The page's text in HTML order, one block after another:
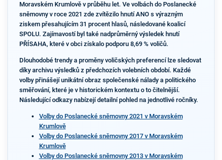
Moravském Krumlově v průběhu let. Ve volbách do Poslanecké
sněmovny v roce 2021 zde zvítězilo hnutí ANO s výrazným
ziskem přesahujícím 31 procent hlasů, následované koalicí
SPOLU. Zajímavostí byl také nadprůměrný výsledek hnutí
PŘÍSAHA, které v obci získalo podporu 8,69 % voličů.
Dlouhodobé trendy a proměny voličských preferencí lze sledovat
díky archivu výsledků z předchozích volebních období. Každé
volby přinášejí unikátní obraz společenské nálady a politického
směřování, které je v historickém kontextu o to čitelnější.
Následující odkazy nabízejí detailní pohled na jednotlivé ročníky.
Volby do Poslanecké sněmovny 2021 v Moravském
Krumlově
Volby do Poslanecké sněmovny 2017 v Moravském
Krumlově
Volby do Poslanecké sněmovny 2013 v Moravském